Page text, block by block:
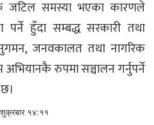
जटिल समस्या भएका कारणले
पर्ने हुँदा सम्बद्ध सरकारी तथा
जनवकालत तथा नागरिक
अभियानकै रुपमा सञ्चालन गर्नुपर्ने
१४:११